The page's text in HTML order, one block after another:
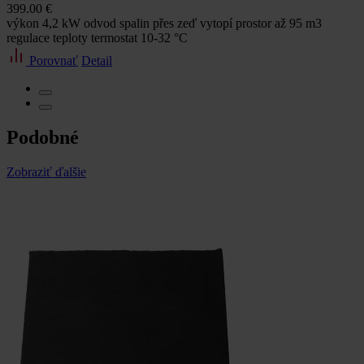
399.00 €
výkon 4,2 kW odvod spalin přes zeď vytopí prostor až 95 m3
regulace teploty termostat 10-32 °C
Porovnať Detail
Podobné
Zobraziť ďalšie